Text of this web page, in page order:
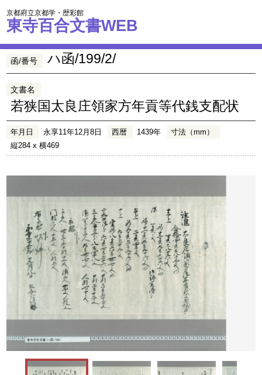
京都府立京都学・歴彩館
東寺百合文書WEB
函/番号 ハ函/199/2/
文書名
若狭国太良庄領家方年貢等代銭支配状
年月日 永享11年12月8日 西暦 1439年
寸法（mm）
縦284 x 横469